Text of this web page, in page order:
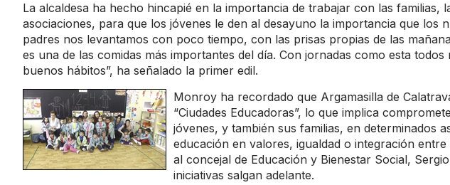
La alcaldesa ha hecho hincapié en la importancia de trabajar con las familias,
asociaciones, para que los jóvenes le den al desayuno la importancia que los
padres nos levantamos con poco tiempo, con las prisas propias de las
es una de las comidas más importantes del día. Con jornadas como esta
buenos hábitos”, ha señalado la primer edil.
Monroy ha recordado que Argamasilla de
“Ciudades Educadoras”, lo que implica
jóvenes, y también sus familias, en determinados
educación en valores, igualdad o integración
al concejal de Educación y Bienestar Social,
iniciativas salgan adelante.